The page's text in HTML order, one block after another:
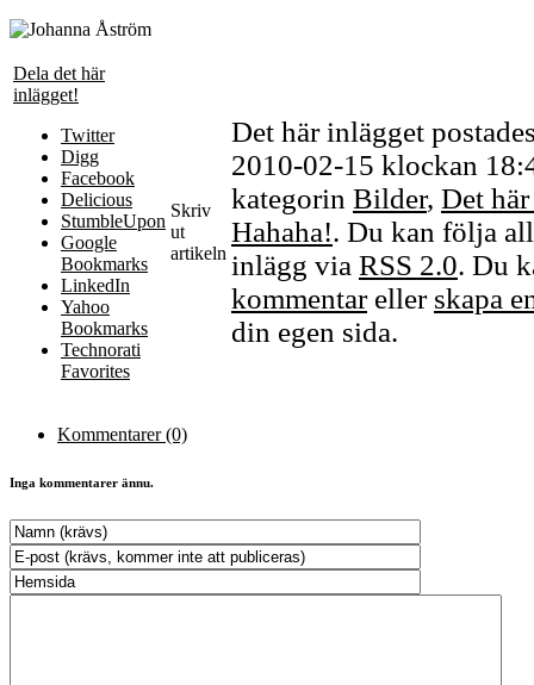
Dela det här
inlägget!
Twitter
Digg
Facebook
Delicious
StumbleUpon
Google
Bookmarks
LinkedIn
Yahoo
Bookmarks
Technorati
Favorites
Skriv
ut
artikeln
Det här inlägget
2010-02-15 klockan
kategorin Bilder, Det
Hahaha!. Du kan följa
inlägg via RSS 2.0. Du
kommentareller skapa
din egen sida.
Kommentarer (0)
Inga kommentarer ännu.